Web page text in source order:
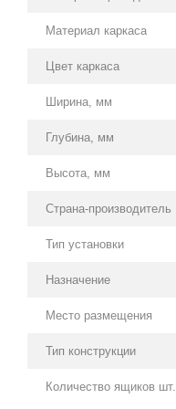
Материал каркаса
Цвет каркаса
Ширина, мм
Глубина, мм
Высота, мм
Страна-производитель
Тип установки
Назначение
Место размещения
Тип конструкции
Количество ящиков шт.